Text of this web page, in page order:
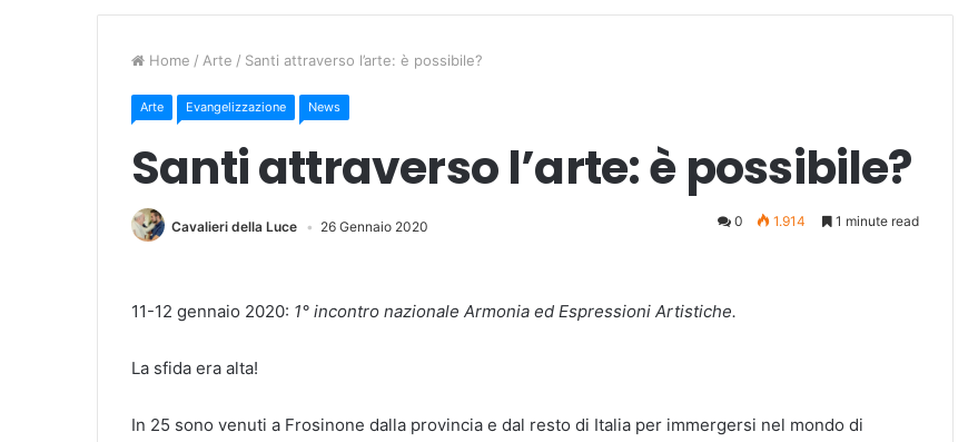
Home / Arte / Santi attraverso l’arte: è possibile?
Arte Evangelizzazione News
Santi attraverso l’arte: è possibile?
Cavalieri della Luce 26 Gennaio 2020 0 1.914 1 minute read
11-12 gennaio 2020: 1° incontro nazionale Armonia ed Espressioni Artistiche.
La sfida era alta!
In 25 sono venuti a Frosinone dalla provincia e dal resto di Italia per immergersi nel mondo di